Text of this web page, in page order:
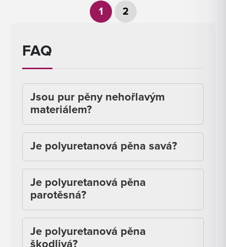
Stránkování
1 2
FAQ
Jsou pur pěny nehořlavým
materiálem?
Je polyuretanová pěna savá?
Je polyuretanová pěna
parotěsná?
Je polyuretanová pěna
škodlivá?